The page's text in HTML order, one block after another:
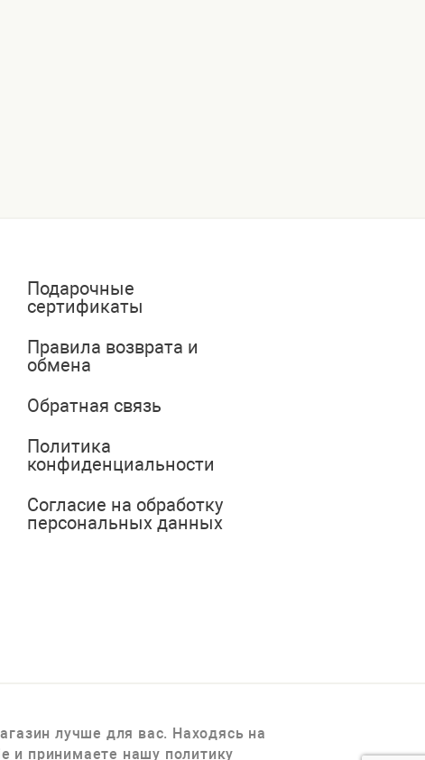
Подарочные
сертификаты
Правила возврата и
обмена
Обратная связь
Политика
конфиденциальности
Согласие на обработку
персональных данных
лучше для вас. Находясь на
и принимаете нашу политику